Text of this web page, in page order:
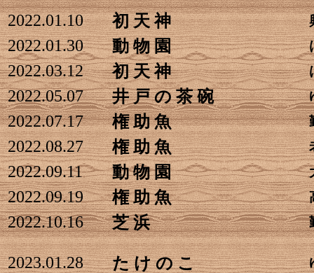
2022.01.10 初 天 神
2022.01.30 動 物 園
2022.03.12 初 天 神
2022.05.07 井 戸 の 茶 碗
2022.07.17 権 助 魚
2022.08.27 権 助 魚
2022.09.11 動 物 園
2022.09.19 権 助 魚
2022.10.16 芝 浜
2023.01.28 た け の こ